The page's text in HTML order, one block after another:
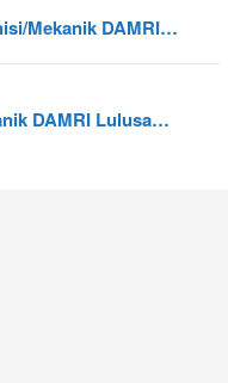
Mekanik DAMRI…
DAMRI Lulusa…